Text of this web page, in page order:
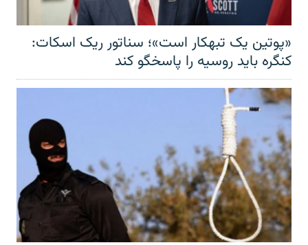
«پوتین یک تبهکار است»؛ سناتور ریک اسکات:
کنگره باید روسیه را پاسخگو کند